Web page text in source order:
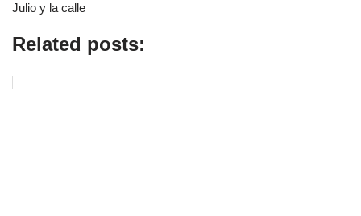
Julio y la calle
Related posts: